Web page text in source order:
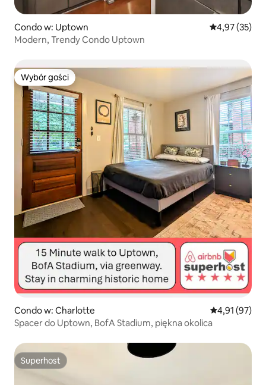
Condo w: Uptown Średnia
4,97 (35)
Modern, Trendy Condo Uptown
Wybór gości
Wybór gości
Condo w: Charlotte Średnia
4,91 (97)
Spacer do Uptown, BofA Stadium, piękna okolica
Superhost
Superhost